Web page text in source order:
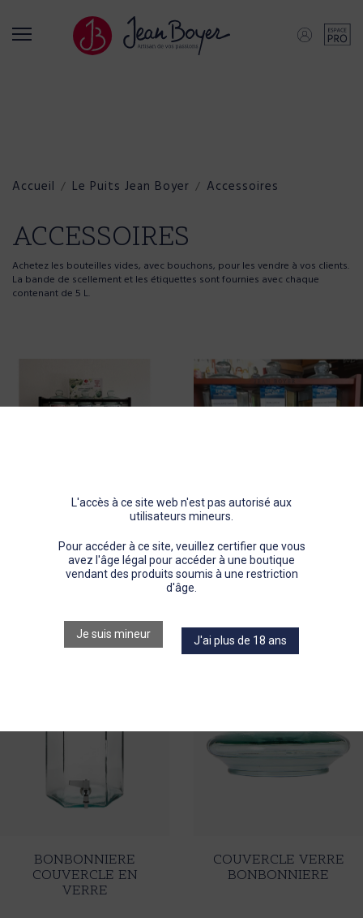
L'accès à ce site web n'est pas autorisé aux
utilisateurs mineurs.
Pour accéder à ce site, veuillez certifier que vous
avez l'âge légal pour accéder à une boutique
vendant des produits soumis à une restriction
d'âge.
Je suis mineur J'ai plus de 18 ans
Historique
Producteur artisanal
Distributeur
Whisky du Monde
Coffrets
Pastis
Autres spiritueux
Le Puits Jean Boyer
Accueil Le Puits Jean Boyer Accessoires
ACCESSOIRES
Achetez les bouteilles vides, avec bouchons, pour les vendre à vos clients.
La bande de scellement et les étiquettes sont fournies avec chaque
contenant de 5 L.
PUITS 6 PUITS 3
BONBONNIERE
COUVERCLE EN
VERRE
COUVERCLE VERRE
BONBONNIERE